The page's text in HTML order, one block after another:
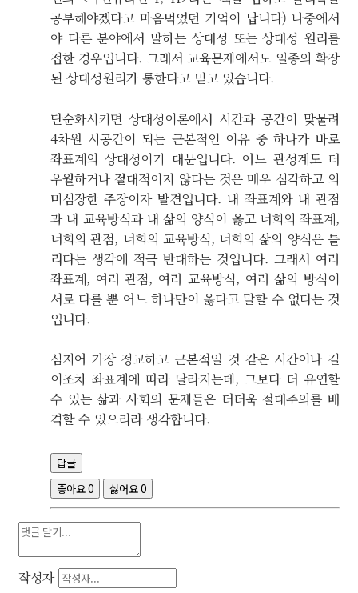
공부해야겠다고 마음먹었던 기억이 납니다) 나중에서
야 다른 분야에서 말하는 상대성 또는 상대성 원리를
접한 경우입니다. 그래서 교육문제에서도 일종의 확장
된 상대성원리가 통한다고 믿고 있습니다.
단순화시키면 상대성이론에서 시간과 공간이 맞물려
4차원 시공간이 되는 근본적인 이유 중 하나가 바로
좌표계의 상대성이기 대문입니다. 어느 관성계도 더
우월하거나 절대적이지 않다는 것은 매우 심각하고 의
미심장한 주장이자 발견입니다. 내 좌표계와 내 관점
과 내 교육방식과 내 삶의 양식이 옳고 너희의 좌표계,
너희의 관점, 너희의 교육방식, 너희의 삶의 양식은 틀
리다는 생각에 적극 반대하는 것입니다. 그래서 여러
좌표계, 여러 관점, 여러 교육방식, 여러 삶의 방식이
서로 다를 뿐 어느 하나만이 옳다고 말할 수 없다는 것
입니다.
심지어 가장 정교하고 근본적일 것 같은 시간이나 길
이조차 좌표계에 따라 달라지는데, 그보다 더 유연할
수 있는 삶과 사회의 문제들은 더더욱 절대주의를 배
격할 수 있으리라 생각합니다.
답글
좋아요0 싫어요0
작성자